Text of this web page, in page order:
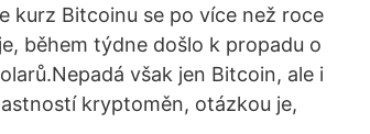
kurz Bitcoinu se po více než roce
během týdne došlo k propadu o
však jen Bitcoin, ale i
kryptoměn, otázkou je,